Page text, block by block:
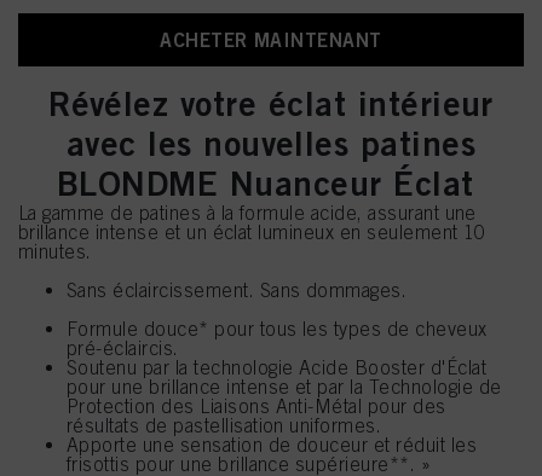
ACHETER MAINTENANT
Révélez votre éclat intérieur
avec les nouvelles patines
BLONDME Nuanceur Éclat
La gamme de patines à la formule acide, assurant une
brillance intense et un éclat lumineux en seulement 10
minutes.
Sans éclaircissement. Sans dommages.
Formule douce* pour tous les types de cheveux
pré-éclaircis.
Soutenu par la technologie Acide Booster d'Éclat
pour une brillance intense et par la Technologie de
Protection des Liaisons Anti-Métal pour des
résultats de pastellisation uniformes.
Apporte une sensation de douceur et réduit les
frisottis pour une brillance supérieure**. »